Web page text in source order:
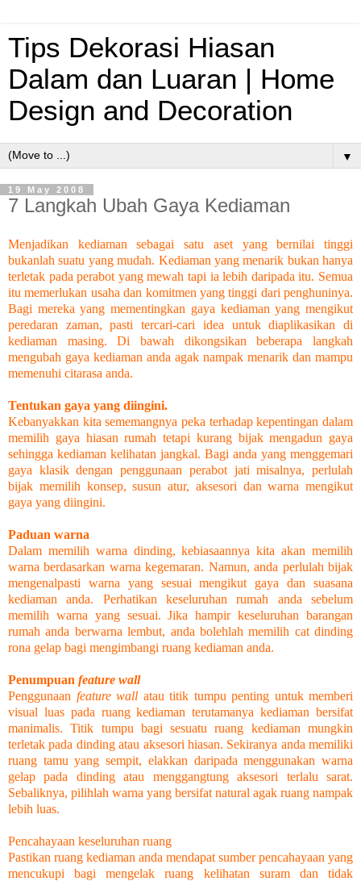
Tips Dekorasi Hiasan
Dalam dan Luaran | Home
Design and Decoration
▼
19 May 2008
7 Langkah Ubah Gaya Kediaman
Menjadikan kediaman sebagai satu aset yang bernilai tinggi
bukanlah suatu yang mudah. Kediaman yang menarik bukan hanya
terletak pada perabot yang mewah tapi ia lebih daripada itu. Semua
itu memerlukan usaha dan komitmen yang tinggi dari penghuninya.
Bagi mereka yang mementingkan gaya kediaman yang mengikut
peredaran zaman, pasti tercari-cari idea untuk diaplikasikan di
kediaman masing. Di bawah dikongsikan beberapa langkah
mengubah gaya kediaman anda agak nampak menarik dan mampu
memenuhi citarasa anda.
Tentukan gaya yang diingini.
Kebanyakkan kita sememangnya peka terhadap kepentingan dalam
memilih gaya hiasan rumah tetapi kurang bijak mengadun gaya
sehingga kediaman kelihatan jangkal. Bagi anda yang menggemari
gaya klasik dengan penggunaan perabot jati misalnya, perlulah
bijak memilih konsep, susun atur, aksesori dan warna mengikut
gaya yang diingini.
Paduan warna
Dalam memilih warna dinding, kebiasaannya kita akan memilih
warna berdasarkan warna kegemaran. Namun, anda perlulah bijak
mengenalpasti warna yang sesuai mengikut gaya dan suasana
kediaman anda. Perhatikan keseluruhan rumah anda sebelum
memilih warna yang sesuai. Jika hampir keseluruhan barangan
rumah anda berwarna lembut, anda bolehlah memilih cat dinding
rona gelap bagi mengimbangi ruang kediaman anda.
Penumpuan feature wall
Penggunaan feature wall atau titik tumpu penting untuk memberi
visual luas pada ruang kediaman terutamanya kediaman bersifat
manimalis. Titik tumpu bagi sesuatu ruang kediaman mungkin
terletak pada dinding atau aksesori hiasan. Sekiranya anda memiliki
ruang tamu yang sempit, elakkan daripada menggunakan warna
gelap pada dinding atau menggangtung aksesori terlalu sarat.
Sebaliknya, pilihlah warna yang bersifat natural agak ruang nampak
lebih luas.
Pencahayaan keseluruhan ruang
Pastikan ruang kediaman anda mendapat sumber pencahayaan yang
mencukupi bagi mengelak ruang kelihatan suram dan tidak